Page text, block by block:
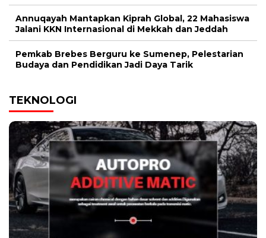
Annuqayah Mantapkan Kiprah Global, 22 Mahasiswa
Jalani KKN Internasional di Mekkah dan Jeddah
Pemkab Brebes Berguru ke Sumenep, Pelestarian
Budaya dan Pendidikan Jadi Daya Tarik
TEKNOLOGI